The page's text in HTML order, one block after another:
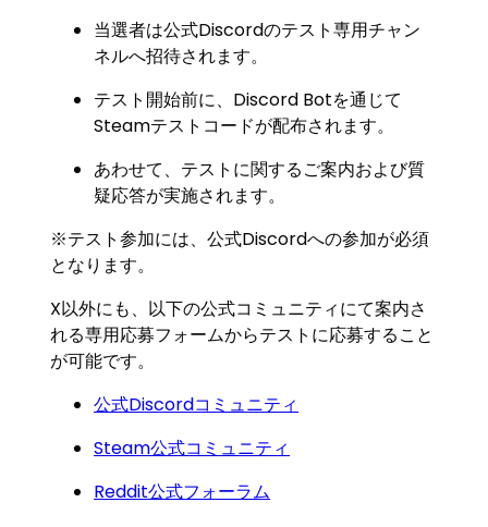
当選者は公式Discordのテスト専用チャン
ネルへ招待されます。
テスト開始前に、Discord Botを通じて
Steamテストコードが配布されます。
あわせて、テストに関するご案内および質
疑応答が実施されます。
※テスト参加には、公式Discordへの参加が必須
となります。
X以外にも、以下の公式コミュニティにて案内さ
れる専用応募フォームからテストに応募すること
が可能です。
公式Discordコミュニティ
Steam公式コミュニティ
Reddit公式フォーラム